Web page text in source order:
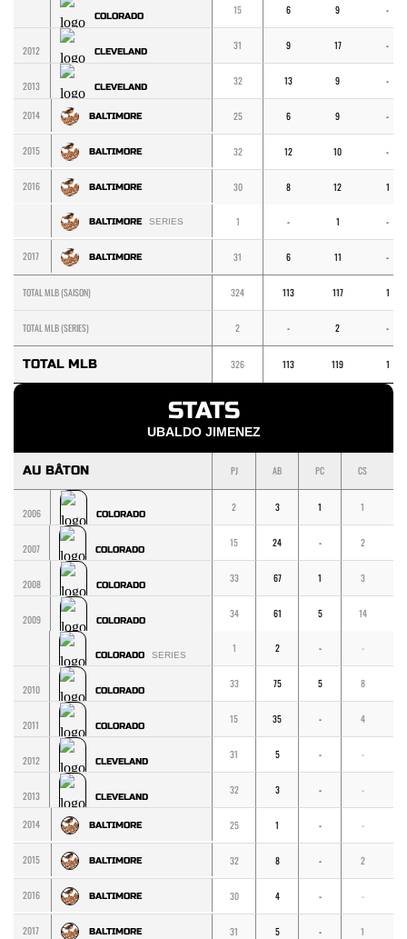
COLORADO 15 6 9 -
2012 CLEVELAND 31 9 17 -
2013 CLEVELAND 32 13 9 -
2014 BALTIMORE 25 6 9 -
2015 BALTIMORE 32 12 10 -
2016 BALTIMORE 30 8 12 1
BALTIMORE SERIES 1 - 1 -
2017 BALTIMORE 31 6 11 -
TOTAL MLB (SAISON) 324 113 117 1
TOTAL MLB (SERIES) 2 - 2 -
TOTAL MLB 326 113 119 1
STATS
UBALDO JIMENEZ
AU BÂTON PJ AB PC CS
2006 COLORADO
2 3 1 1
2007 COLORADO
15 24 - 2
2008 COLORADO
33 67 1 3
2009 COLORADO
34 61 5 14
COLORADO SERIES
1 2 - -
2010 COLORADO
33 75 5 8
2011 COLORADO
15 35 - 4
2012 CLEVELAND
31 5 - -
2013 CLEVELAND
32 3 - -
2014 BALTIMORE 25 1 - -
2015 BALTIMORE 32 8 - 2
2016 BALTIMORE 30 4 - -
2017 BALTIMORE 31 5 - 1